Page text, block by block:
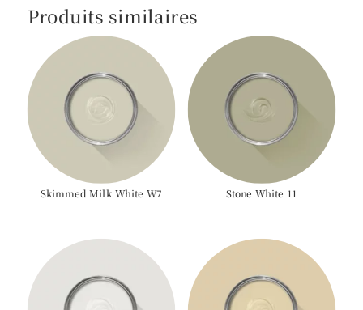
Produits similaires
Skimmed Milk White W7 Stone White 11